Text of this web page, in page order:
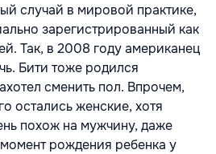
случай в мировой практике,
зарегистрированный как
Так, в 2008 году американец
Бити тоже родился
сменить пол. Впрочем,
остались женские, хотя
похож на мужчину, даже
рождения ребенка у